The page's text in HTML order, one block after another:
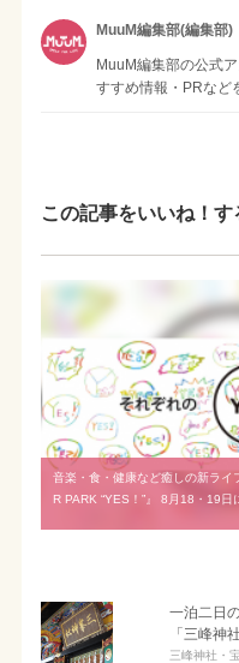
MuuM編集部(編集部)
MuuM編集部の公式
すすめ情報・PRなど
この記事をいいね！す
音楽・食・健康など癒しの新ライ
R PARK “YES！”』 8月18・19日
一泊二日
「三峰神
三峰神社・